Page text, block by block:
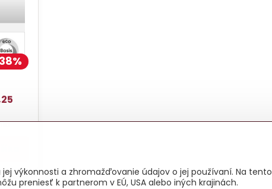
38%
výkonnosti a zhromažďovanie údajov o jej používaní. Na tento
preniesť k partnerom v EÚ, USA alebo iných krajinách.